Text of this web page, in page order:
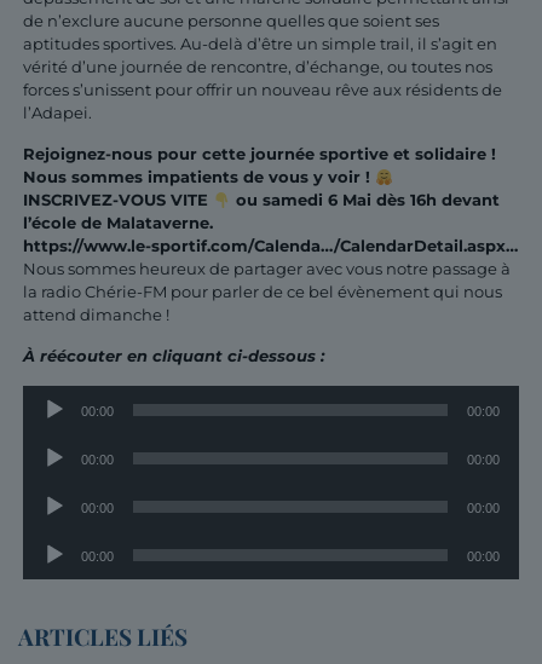
de n’exclure aucune personne quelles que soient ses
aptitudes sportives. Au-delà d’être un simple trail, il s’agit en
vérité d’une journée de rencontre, d’échange, ou toutes nos
forces s’unissent pour offrir un nouveau rêve aux résidents de
l’Adapei.
Rejoignez-nous pour cette journée sportive et solidaire !
Nous sommes impatients de vous y voir !
INSCRIVEZ-VOUS VITE
ou samedi 6 Mai dès 16h devant
l’école de Malataverne.
https://www.le-sportif.com/Calenda…/CalendarDetail.aspx…
Nous sommes heureux de partager avec vous notre passage à
la radio Chérie-FM pour parler de ce bel évènement qui nous
attend dimanche !
À réécouter en cliquant ci-dessous :
Lecteur
audio
00:00 00:00
Lecteur
audio
00:00 00:00
Lecteur
audio
00:00 00:00
Lecteur
audio
00:00 00:00
ARTICLES LIÉS